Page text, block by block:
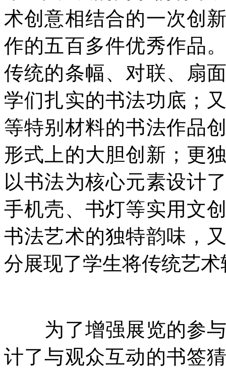
术创意相结合的一次创
作的五百多件优秀作品
传统的条幅、对联、扇
学们扎实的书法功底；
等特别材料的书法作品
形式上的大胆创新；更
以书法为核心元素设计
手机壳、书灯等实用文
书法艺术的独特韵味，
分展现了学生将传统艺
为了增强展览的参与
计了与观众互动的书签